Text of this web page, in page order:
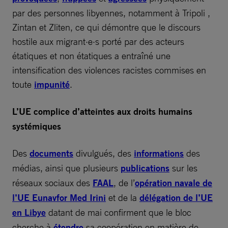
par des personnes libyennes, notamment à Tripoli ,
Zintan et Zliten, ce qui démontre que le discours
hostile aux migrant·e·s porté par des acteurs
étatiques et non étatiques a entraîné une
intensification des violences racistes commises en
toute impunité.
L’UE complice d’atteintes aux droits humains
systémiques
Des documents divulgués, des informations des
médias, ainsi que plusieurs publications sur les
réseaux sociaux des FAAL, de l’opération navale de
l’UE Eunavfor Med Irini et de la délégation de l’UE
en Libye datant de mai confirment que le bloc